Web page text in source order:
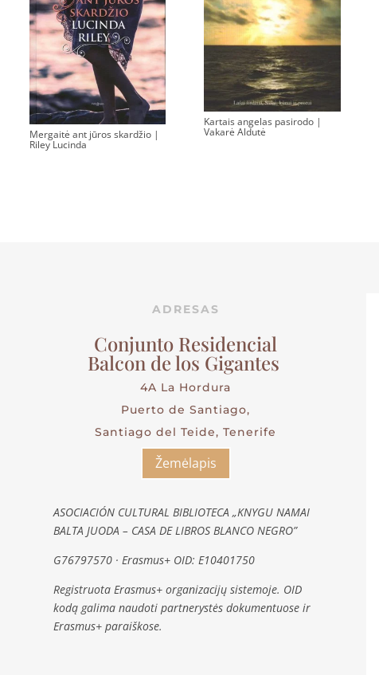
Mergaitė ant jūros skardžio |
Riley Lucinda
Kartais angelas pasirodo |
Vakarė Aldutė
ADRESAS
Conjunto Residencial
Balcon de los Gigantes
4A La Hordura
Puerto de Santiago,
Santiago del Teide, Tenerife
Žemėlapis
ASOCIACIÓN CULTURAL BIBLIOTECA „KNYGU NAMAI
BALTA JUODA – CASA DE LIBROS BLANCO NEGRO”
G76797570 · Erasmus+ OID: E10401750
Registruota Erasmus+ organizacijų sistemoje. OID
kodą galima naudoti partnerystės dokumentuose ir
Erasmus+ paraiškose.